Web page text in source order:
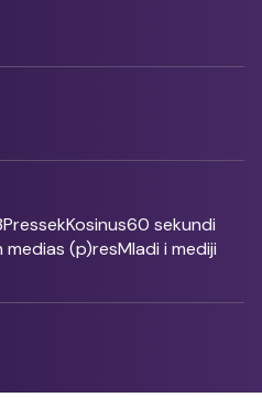
PressekKosinus60 sekundi
medias (p)resMladi i mediji